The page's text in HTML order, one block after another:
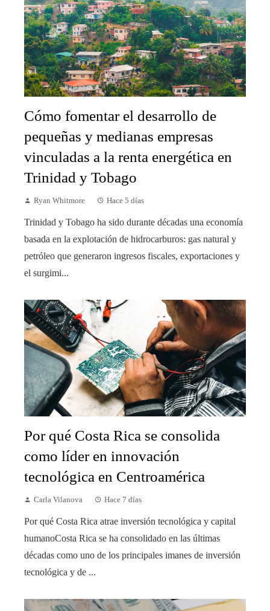
Cómo fomentar el desarrollo de
pequeñas y medianas empresas
vinculadas a la renta energética en
Trinidad y Tobago
Ryan Whitmore Hace 5 días
Trinidad y Tobago ha sido durante décadas una economía
basada en la explotación de hidrocarburos: gas natural y
petróleo que generaron ingresos fiscales, exportaciones y
el surgimi...
Por qué Costa Rica se consolida
como líder en innovación
tecnológica en Centroamérica
Carla Vilanova Hace 7 días
Por qué Costa Rica atrae inversión tecnológica y capital
humanoCosta Rica se ha consolidado en las últimas
décadas como uno de los principales imanes de inversión
tecnológica y de ...